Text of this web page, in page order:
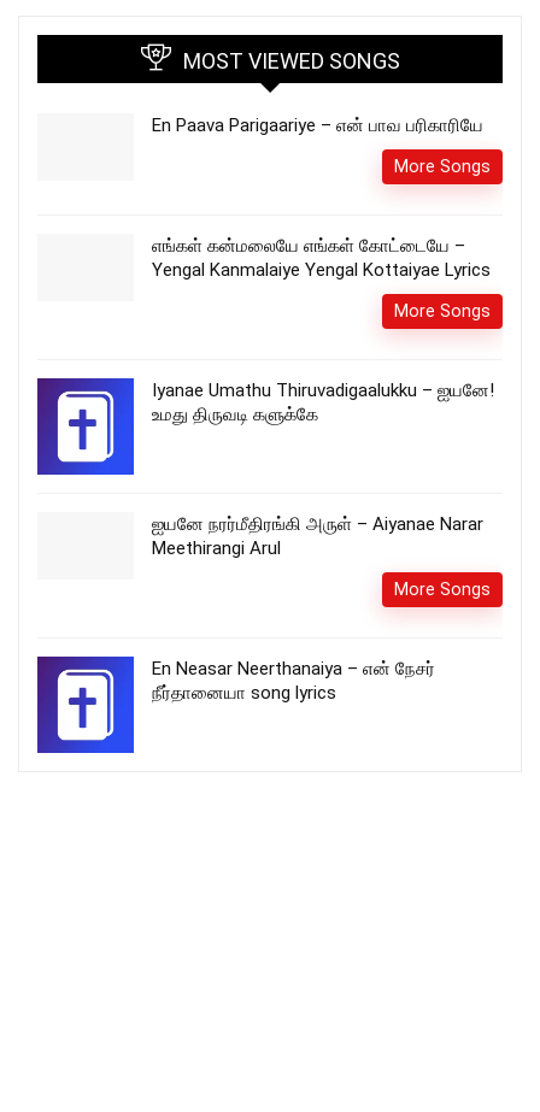
MOST VIEWED SONGS
En Paava Parigaariye – என் பாவ பரிகாரியே
More Songs
எங்கள் கன்மலையே எங்கள் கோட்டையே –
Yengal Kanmalaiye Yengal Kottaiyae Lyrics
More Songs
Iyanae Umathu Thiruvadigaalukku – ஐயனே!
உமது திருவடி களுக்கே
ஐயனே நரர்மீதிரங்கி அருள் – Aiyanae Narar
Meethirangi Arul
More Songs
En Neasar Neerthanaiya – என் நேசர்
நீர்தானையா song lyrics